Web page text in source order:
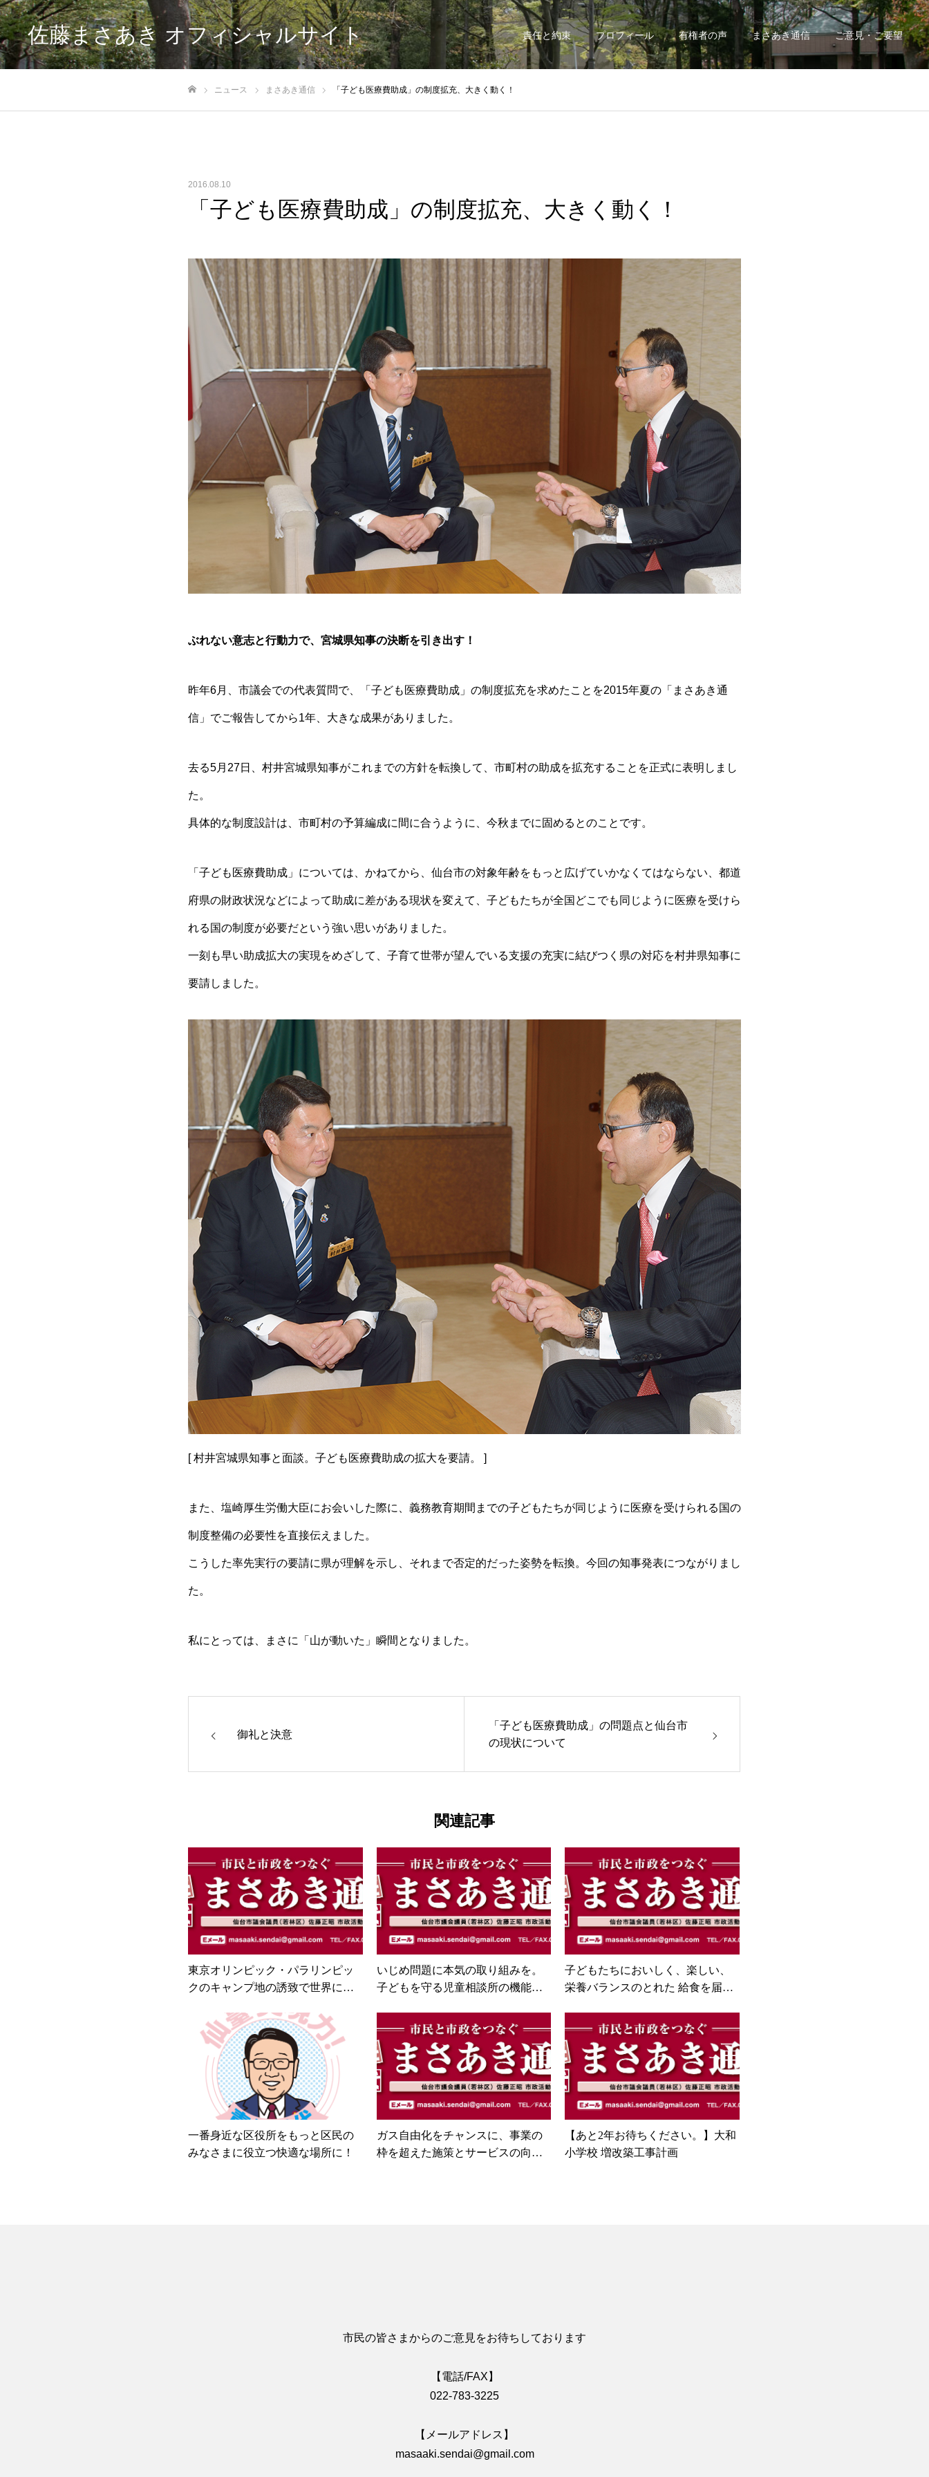
佐藤まさあき オフィシャルサイト 責任と約束 プロフィール 有権者の声 まさあき通信 ご意見・ご要望
ニュース まさあき通信 「子ども医療費助成」の制度拡充、大きく動く！
2016.08.10
「子ども医療費助成」の制度拡充、大きく動く！
ぶれない意志と行動力で、宮城県知事の決断を引き出す！
昨年6月、市議会での代表質問で、「子ども医療費助成」の制度拡充を求めたことを2015年夏の「まさあき通
信」でご報告してから1年、大きな成果がありました。
去る5月27日、村井宮城県知事がこれまでの方針を転換して、市町村の助成を拡充することを正式に表明しまし
た。
具体的な制度設計は、市町村の予算編成に間に合うように、今秋までに固めるとのことです。
「子ども医療費助成」については、かねてから、仙台市の対象年齢をもっと広げていかなくてはならない、都道
府県の財政状況などによって助成に差がある現状を変えて、子どもたちが全国どこでも同じように医療を受けら
れる国の制度が必要だという強い思いがありました。
一刻も早い助成拡大の実現をめざして、子育て世帯が望んでいる支援の充実に結びつく県の対応を村井県知事に
要請しました。
[ 村井宮城県知事と面談。子ども医療費助成の拡大を要請。 ]
また、塩崎厚生労働大臣にお会いした際に、義務教育期間までの子どもたちが同じように医療を受けられる国の
制度整備の必要性を直接伝えました。
こうした率先実行の要請に県が理解を示し、それまで否定的だった姿勢を転換。今回の知事発表につながりまし
た。
私にとっては、まさに「山が動いた」瞬間となりました。
御礼と決意
「子ども医療費助成」の問題点と仙台市
の現状について
関連記事
東京オリンピック・パラリンピッ
クのキャンプ地の誘致で世界にア
いじめ問題に本気の取り組みを。
子どもを守る児童相談所の機能強
子どもたちにおいしく、楽しい、
栄養バランスのとれた 給食を届け
一番身近な区役所をもっと区民の
みなさまに役立つ快適な場所に！
ガス自由化をチャンスに、事業の
枠を超えた施策とサービスの向上
【あと2年お待ちください。】大和
小学校 増改築工事計画
市民の皆さまからのご意見をお待ちしております
【電話/FAX】
022-783-3225
【メールアドレス】
masaaki.sendai@gmail.com